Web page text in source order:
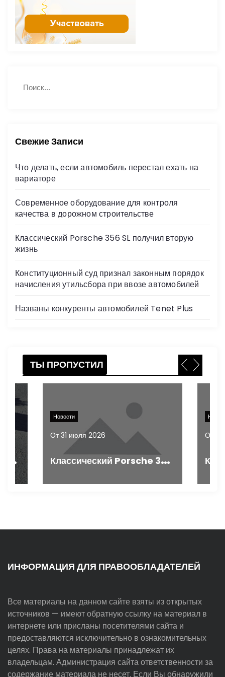
з
:Свежие Записи
Что делать, если автомобиль перестал ехать на
вариаторе
Современное оборудование для контроля
качества в дорожном строительстве
Классический Porsche 356 SL получил вторую
жизнь
Конституционный суд признал законным порядок
начисления утильсбора при ввозе автомобилей
Названы конкуренты автомобилей Tenet Plus
ТЫ ПРОПУСТИЛ
Современное оборудование для контроля качества в дорожном строительстве
Новости
От 31 июля 2026
К
лассический Porsche 356 SL получил вторую жизнь
От
ИНФОРМАЦИЯ ДЛЯ ПРАВООБЛАДАТЕЛЕЙ
Все материалы на данном сайте взяты из открытых
источников — имеют обратную ссылку на материал в
интернете или присланы посетителями сайта и
предоставляются исключительно в ознакомительных
целях. Права на материалы принадлежат их
владельцам. Администрация сайта ответственности за
содержание материала не несет. Если Вы обнаружили